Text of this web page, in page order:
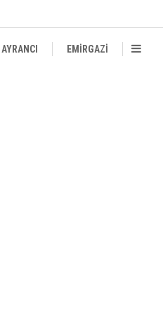
AYRANCI EMİRGAZİ